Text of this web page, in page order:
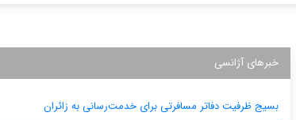
خبرهای آژانسی
بسیج ظرفیت دفاتر مسافرتی برای خدمت‌رسانی به زائران